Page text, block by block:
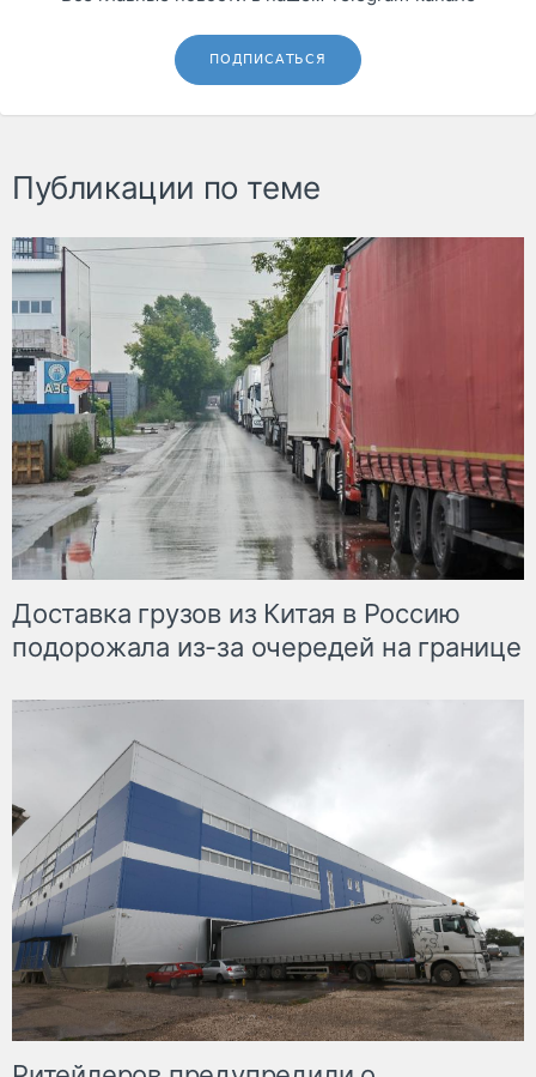
ПОДПИСАТЬСЯ
Публикации по теме
Доставка грузов из Китая в Россию
подорожала из-за очередей на границе